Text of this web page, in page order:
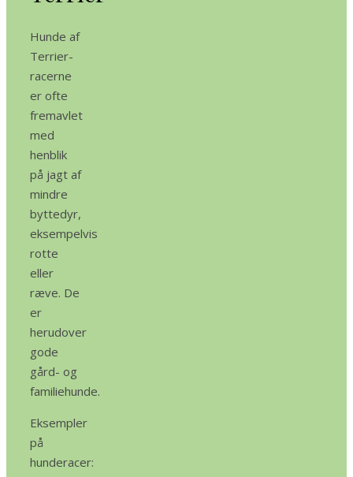
Hunde af
Terrier-
racerne
er ofte
fremavlet
med
henblik
på jagt af
mindre
byttedyr,
eksempelvis
rotte
eller
ræve. De
er
herudover
gode
gård- og
familiehunde.
Eksempler
på
hunderacer: